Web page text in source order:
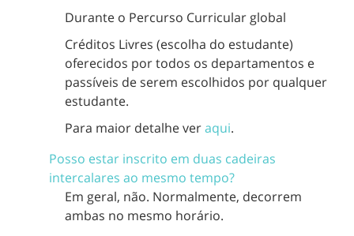
Durante o Percurso Curricular global
Créditos Livres (escolha do estudante)
oferecidos por todos os departamentos e
passíveis de serem escolhidos por qualquer
estudante.
Para maior detalhe veraqui.
Posso estar inscrito em duas cadeiras
intercalares ao mesmo tempo?
Em geral, não. Normalmente, decorrem
ambas no mesmo horário.